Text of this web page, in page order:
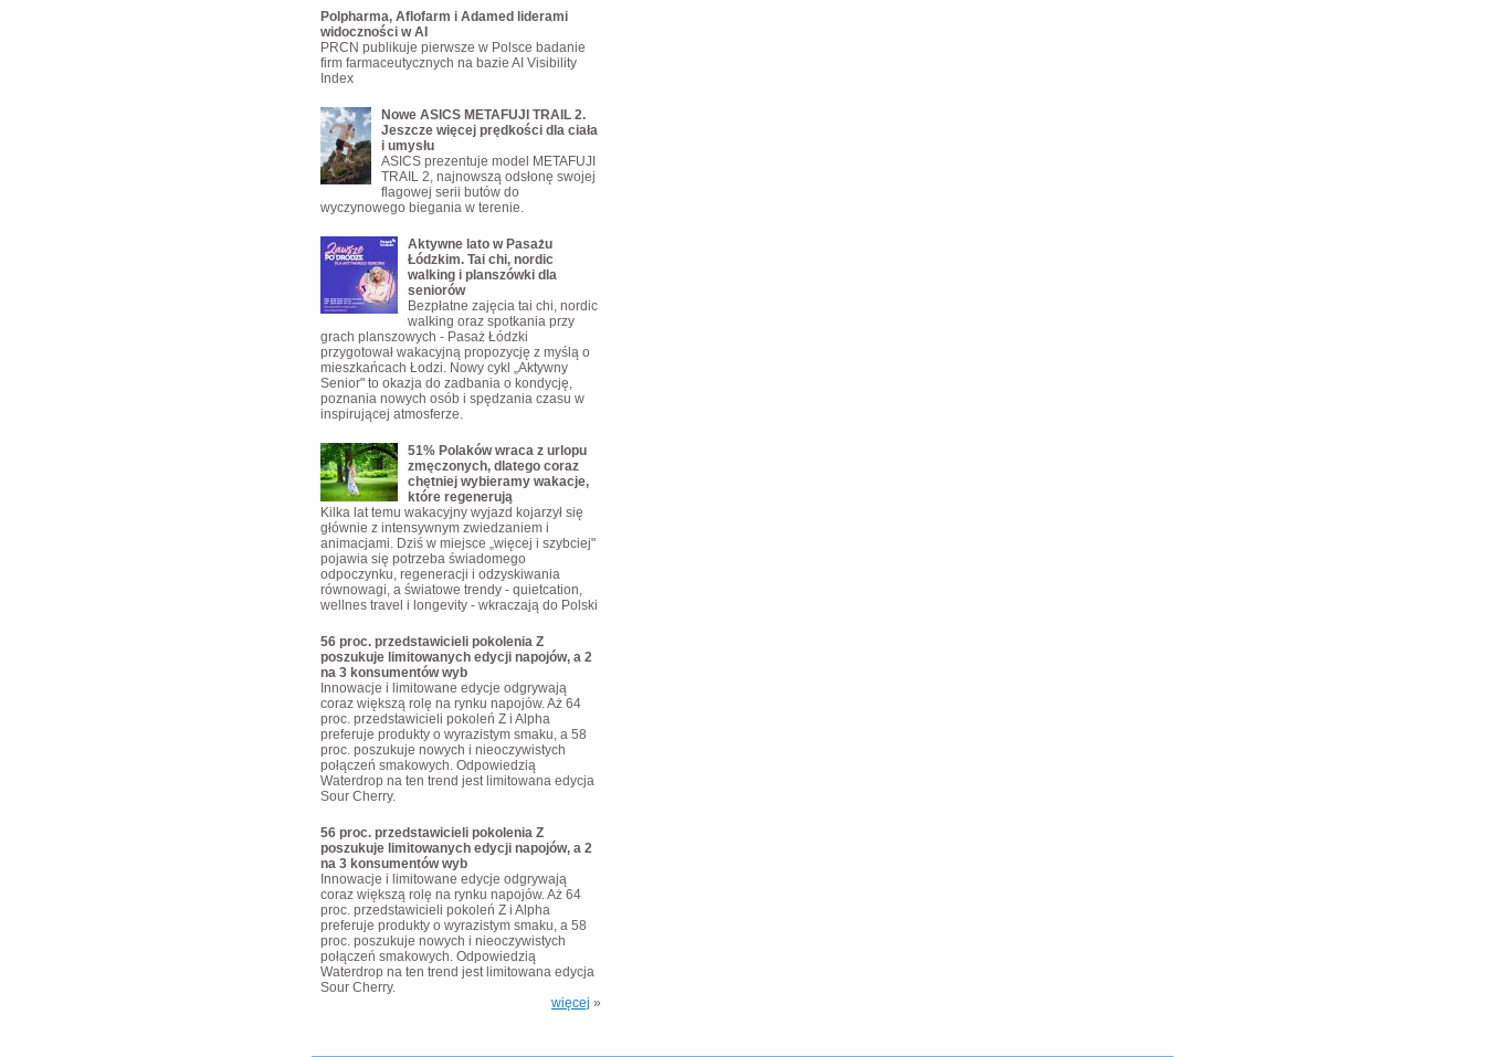
Polpharma, Aflofarm i Adamed liderami
widoczności w AI
PRCN publikuje pierwsze w Polsce badanie
firm farmaceutycznych na bazie AI Visibility
Index
Nowe ASICS METAFUJI TRAIL 2.
Jeszcze więcej prędkości dla ciała
i umysłu
ASICS prezentuje model METAFUJI
TRAIL 2, najnowszą odsłonę swojej
flagowej serii butów do
wyczynowego biegania w terenie.
Aktywne lato w Pasażu
Łódzkim. Tai chi, nordic
walking i planszówki dla
seniorów
Bezpłatne zajęcia tai chi, nordic
walking oraz spotkania przy
grach planszowych - Pasaż Łódzki
przygotował wakacyjną propozycję z myślą o
mieszkańcach Łodzi. Nowy cykl „Aktywny
Senior" to okazja do zadbania o kondycję,
poznania nowych osób i spędzania czasu w
inspirującej atmosferze.
51% Polaków wraca z urlopu
zmęczonych, dlatego coraz
chętniej wybieramy wakacje,
które regenerują
Kilka lat temu wakacyjny wyjazd kojarzył się
głównie z intensywnym zwiedzaniem i
animacjami. Dziś w miejsce „więcej i szybciej"
pojawia się potrzeba świadomego
odpoczynku, regeneracji i odzyskiwania
równowagi, a światowe trendy - quietcation,
wellnes travel i longevity - wkraczają do Polski
56 proc. przedstawicieli pokolenia Z
poszukuje limitowanych edycji napojów, a 2
na 3 konsumentów wyb
Innowacje i limitowane edycje odgrywają
coraz większą rolę na rynku napojów. Aż 64
proc. przedstawicieli pokoleń Z i Alpha
preferuje produkty o wyrazistym smaku, a 58
proc. poszukuje nowych i nieoczywistych
połączeń smakowych. Odpowiedzią
Waterdrop na ten trend jest limitowana edycja
Sour Cherry.
56 proc. przedstawicieli pokolenia Z
poszukuje limitowanych edycji napojów, a 2
na 3 konsumentów wyb
Innowacje i limitowane edycje odgrywają
coraz większą rolę na rynku napojów. Aż 64
proc. przedstawicieli pokoleń Z i Alpha
preferuje produkty o wyrazistym smaku, a 58
proc. poszukuje nowych i nieoczywistych
połączeń smakowych. Odpowiedzią
Waterdrop na ten trend jest limitowana edycja
Sour Cherry.
więcej »